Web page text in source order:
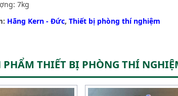
7kg
Hãng Kern - Đức, Thiết bị phòng thí nghiệm
PHẨM THIẾT BỊ PHÒNG THÍ